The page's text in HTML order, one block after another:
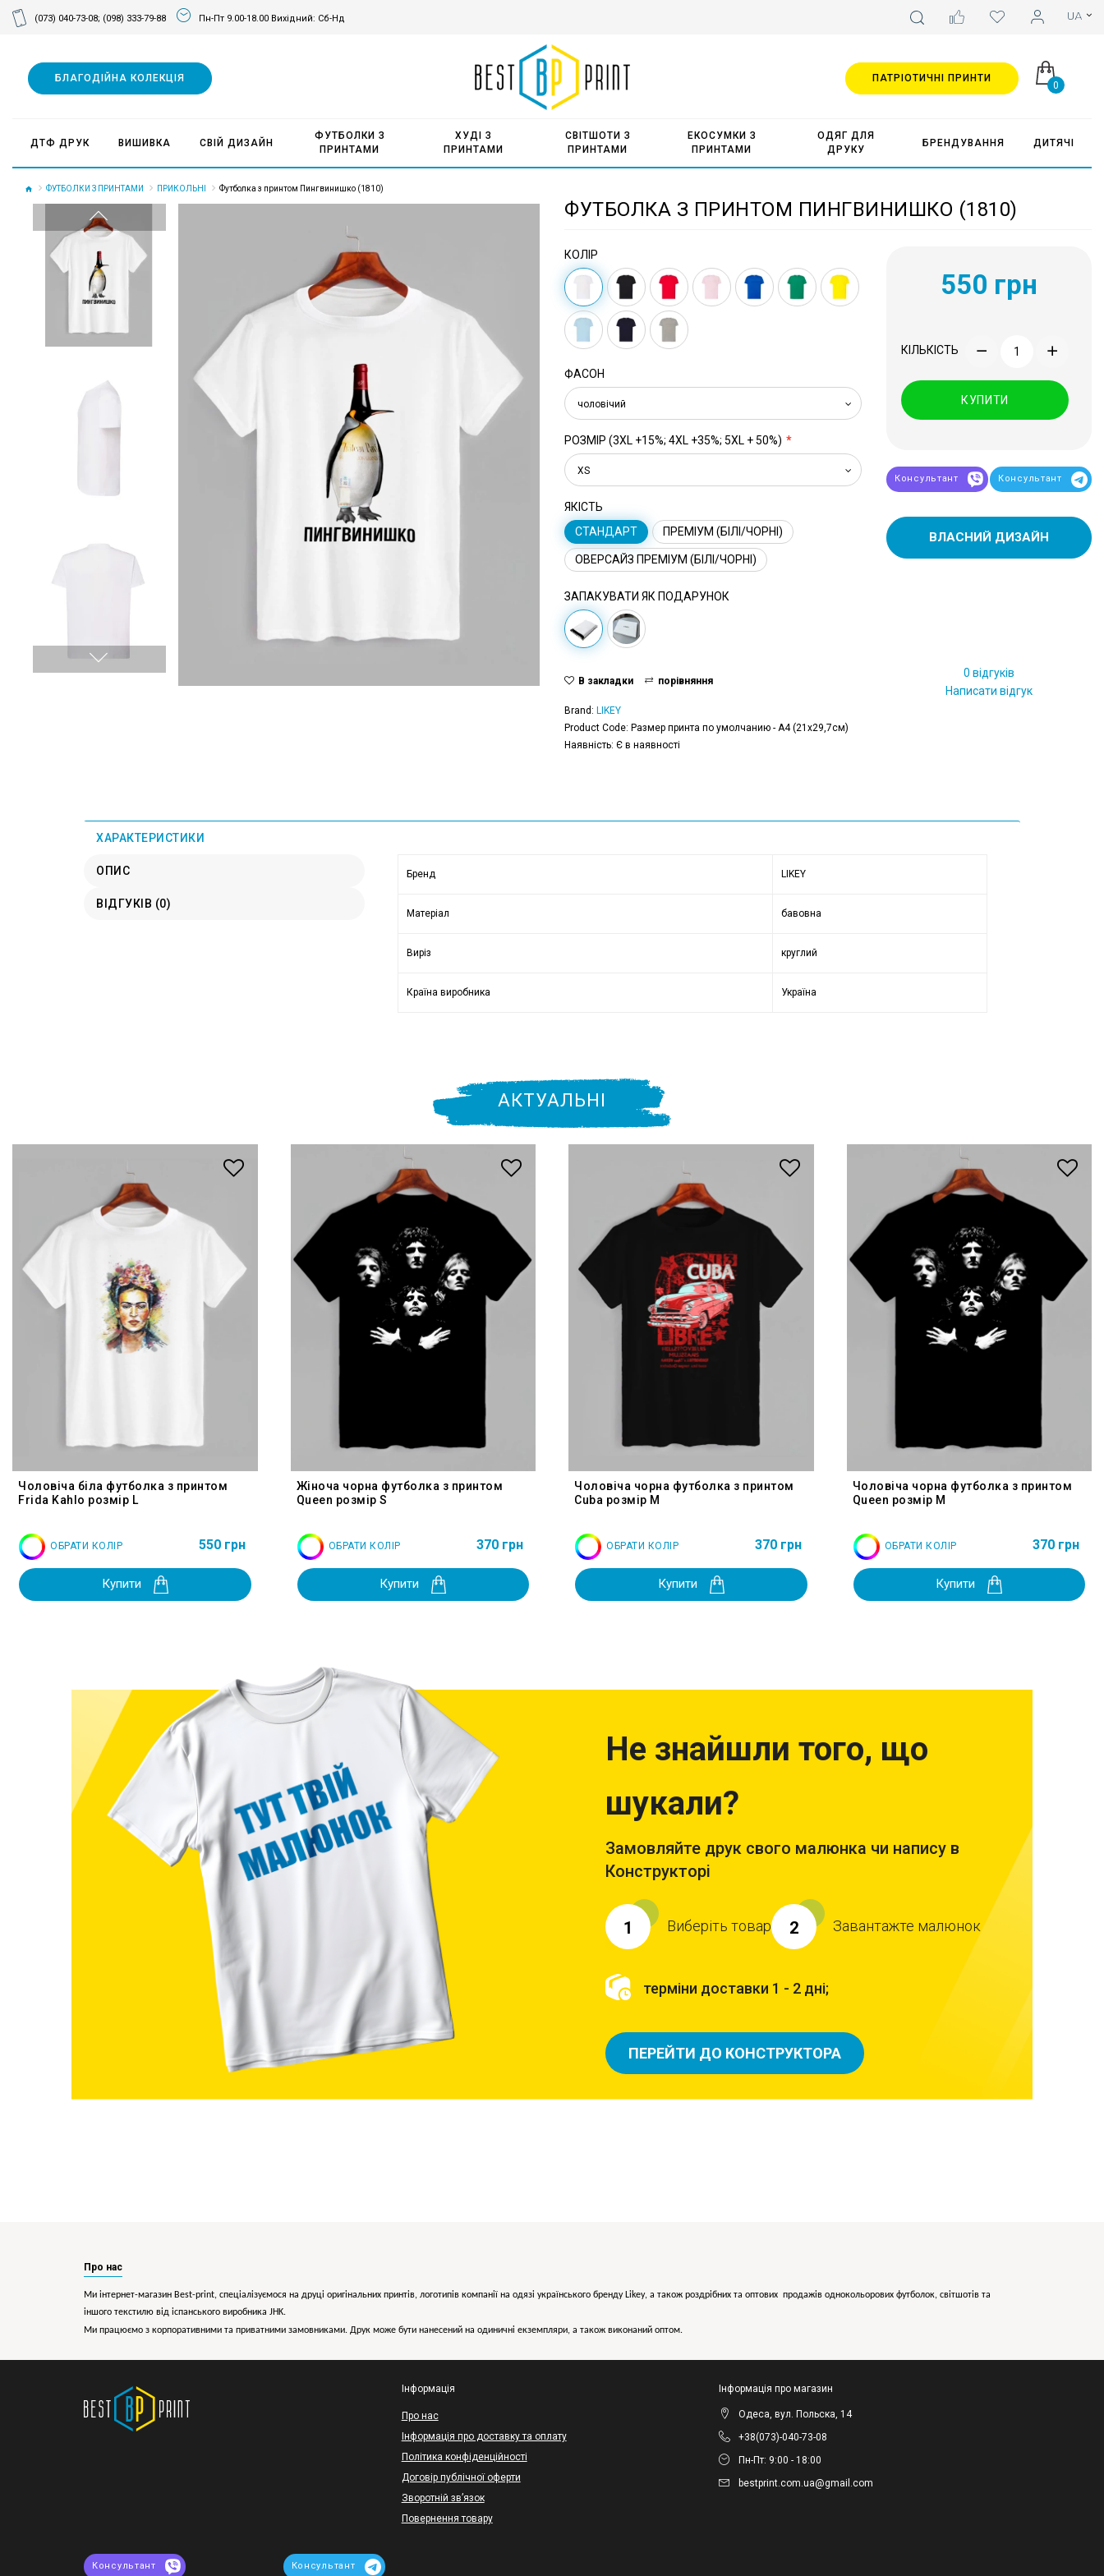
(073) 040-73-08; (098) 333-79-88 Пн-Пт 9.00-18.00 Вихідний: Сб-Нд
0
БЛАГОДІЙНА КОЛЕКЦІЯ
ДТФ ДРУК ВИШИВКА СВІЙ ДИЗАЙН
ФУТБОЛКИ З
ПРИНТАМИ
ХУДІ З
ПРИНТАМИ
СВІТШОТИ З
ПРИНТАМИ
ЕКОСУМКИ З
ПРИНТАМИ
ОДЯГ ДЛЯ
ДРУКУ
БРЕНДУВАННЯ ДИТЯЧІ
ПАТРІОТИЧНІ ПРИНТИ
ФУТБОЛКИ З ПРИНТАМИ ПРИКОЛЬНІ Футболка з принтом Пингвинишко (1810)
ФУТБОЛКА З ПРИНТОМ ПИНГВИНИШКО (1810)
КОЛІР
ФАСОН
чоловічий
РОЗМІР (3XL +15%; 4XL +35%; 5XL + 50%)
XS
ЯКІСТЬ
СТАНДАРТ
ПРЕМІУМ (БІЛІ/ЧОРНІ)
ОВЕРСАЙЗ ПРЕМІУМ (БІЛІ/ЧОРНІ)
ЗАПАКУВАТИ ЯК ПОДАРУНОК
550 грн
КІЛЬКІСТЬ
КУПИТИ
Консультант Консультант
ВЛАСНИЙ ДИЗАЙН
В закладки порівняння
Brand: LIKEY
Product Code: Размер принта по умолчанию - А4 (21x29,7см)
Наявність: Є в наявності
0 відгуків
Написати відгук
ХАРАКТЕРИСТИКИ
ОПИС
ВІДГУКІВ (0)
Бренд LIKEY
Матеріал бавовна
Виріз круглий
Країна виробника Україна
АКТУАЛЬНІ
Чоловіча біла футболка з принтом
Frida Kahlo розмір L
ОБРАТИ КОЛІР 550 грн
Купити
Жіноча чорна футболка з принтом
Queen розмір S
ОБРАТИ КОЛІР 370 грн
Купити
Чоловіча чорна футболка з принтом
Cuba розмір M
ОБРАТИ КОЛІР 370 грн
Купити
Чоловіча чорна футболка з принтом
Queen розмір M
ОБРАТИ КОЛІР 370 грн
Купити
Не знайшли того, що
шукали?
Замовляйте друк свого малюнка чи напису в
Конструкторі
1 Виберіть товар 2 Завантажте малюнок
терміни доставки 1 - 2 дні;
ПЕРЕЙТИ ДО КОНСТРУКТОРА
Про нас
Ми інтернет-магазин Best-print, спеціалізуємося на друці оригінальних принтів, логотипів компанії на одязі українського бренду Likey, а також роздрібних та оптових продажів однокольорових футболок, світшотів та
іншого текстилю від іспанського виробника JHK.
Ми працюємо з корпоративними та приватними замовниками. Друк може бути нанесений на одиничні екземпляри, а також виконаний оптом.
Інформація
Про нас
Інформація про доставку та оплату
Політика конфіденційності
Договір публічної оферти
Зворотній зв’язок
Повернення товару
Інформація про магазин
Одеса, вул. Польска, 14
+38(073)-040-73-08
Пн-Пт: 9:00 - 18:00
bestprint.com.ua@gmail.com
Консультант Консультант